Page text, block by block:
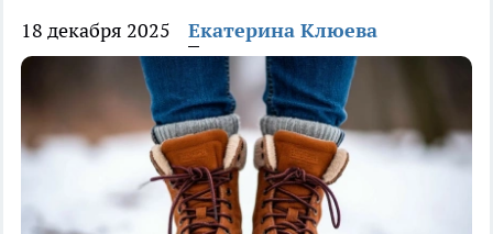
18 декабря 2025 Екатерина Клюева